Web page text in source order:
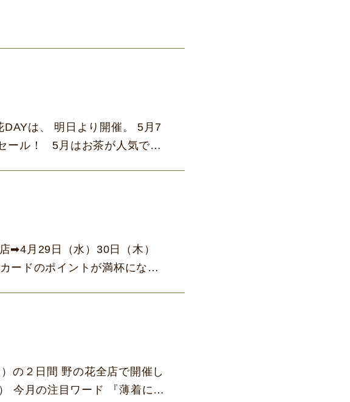
は、 明日より開催。 5月7
ール！ 5月はお茶が人気です
➡4月29日（水）30日（木）
ードのポイントが満杯になる
の２日間 野の花全店で開催し
今月の注目ワード 『薄着にな